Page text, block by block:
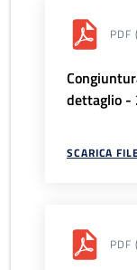
PDF
dettaglio -
SCARICA
PDF